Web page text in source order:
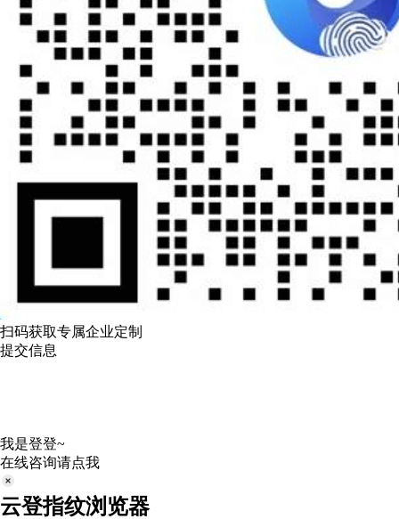
扫码获取专属企业定制
提交信息
我是登登~
在线咨询请点我
云登指纹浏览器